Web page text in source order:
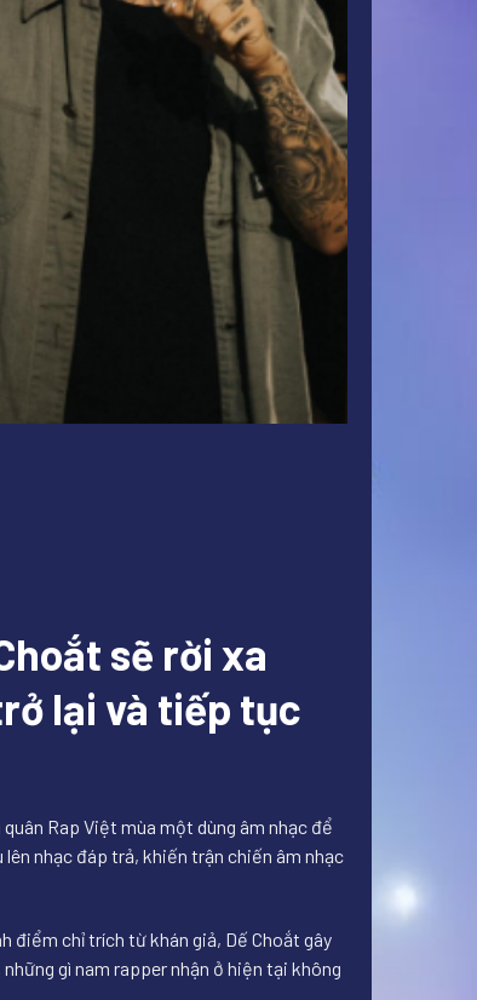
sẽ rời xa
lại và tiếp tục
Rap Việt mùa một dùng âm nhạc để
nhạc đáp trả, khiến trận chiến âm nhạc
điểm chỉ trích từ khán giả, Dế Choắt gây
gì nam rapper nhận ở hiện tại không